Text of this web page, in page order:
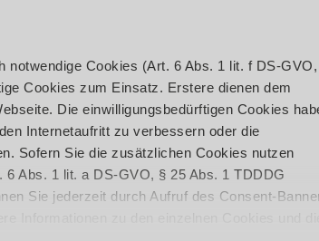
notwendige Cookies (Art. 6 Abs. 1 lit. f DS-
Cookies zum Einsatz. Erstere dienen dem
Die einwilligungsbedürftigen Cookies
Internetaufritt zu verbessern oder die
Sofern Sie die zusätzlichen Cookies nutzen
Abs. 1 lit. a DS-GVO, § 25 Abs. 1 TDDDG
Sie jederzeit durch Aufruf des Consent-